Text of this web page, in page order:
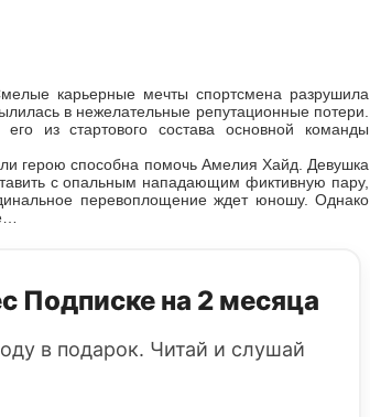
карьерные мечты спортсмена разрушила
в нежелательные репутационные потери.
из стартового состава основной команды
герою способна помочь Амелия Хайд. Девушка
с опальным нападающим фиктивную пару,
перевоплощение ждет юношу. Однако
Подписке на 2 месяца
в подарок. Читай и слушай